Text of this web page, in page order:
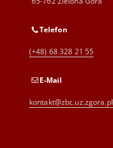
Telefon
(+48) 68 328 21 55
E-Mail
kontakt@zbc.uz.zgora.pl